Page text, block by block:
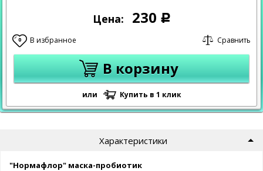
Цена: 230 Р
0 В избранное Сравнить
В корзину
или Купить в 1 клик
Характеристики
"Нормафлор" маска-пробиотик